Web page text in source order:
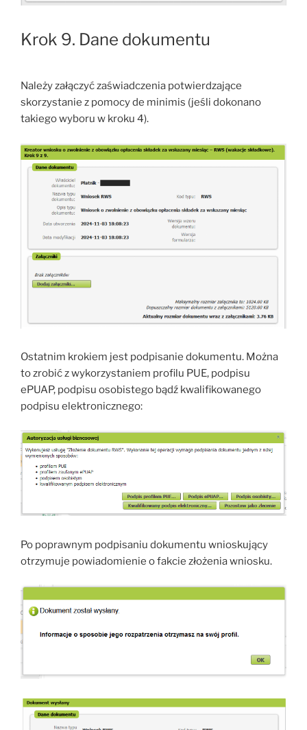
Krok 9. Dane dokumentu
Należy załączyć zaświadczenia potwierdzające
skorzystanie z pomocy de minimis (jeśli dokonano
takiego wyboru w kroku 4).
Ostatnim krokiem jest podpisanie dokumentu. Można
to zrobić z wykorzystaniem profilu PUE, podpisu
ePUAP, podpisu osobistego bądź kwalifikowanego
podpisu elektronicznego:
Po poprawnym podpisaniu dokumentu wnioskujący
otrzymuje powiadomienie o fakcie złożenia wniosku.